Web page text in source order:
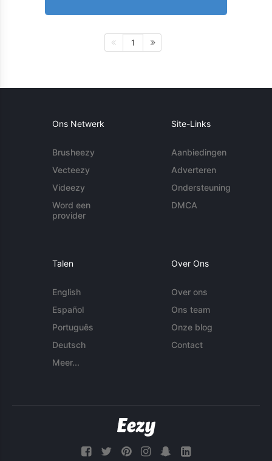
1
Ons Netwerk
Brusheezy
Vecteezy
Videezy
Word een
provider
Site-Links
Aanbiedingen
Adverteren
Ondersteuning
DMCA
Talen
English
Español
Português
Deutsch
Meer...
Over Ons
Over ons
Ons team
Onze blog
Contact